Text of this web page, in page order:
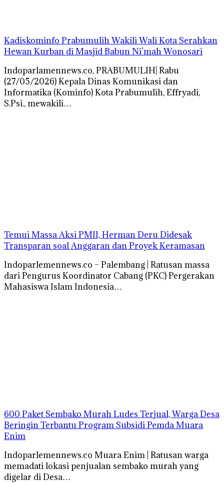
Kadiskominfo Prabumulih Wakili Wali Kota Serahkan
Hewan Kurban di Masjid Babun Ni’mah Wonosari
Indoparlamennews.co, PRABUMULIH| Rabu
(27/05/2026) Kepala Dinas Komunikasi dan
Informatika (Kominfo) Kota Prabumulih, Effryadi,
S.Psi., mewakili…
Temui Massa Aksi PMII, Herman Deru Didesak
Transparan soal Anggaran dan Proyek Keramasan
Indoparlemennews.co – Palembang | Ratusan massa
dari Pengurus Koordinator Cabang (PKC) Pergerakan
Mahasiswa Islam Indonesia…
600 Paket Sembako Murah Ludes Terjual, Warga Desa
Beringin Terbantu Program Subsidi Pemda Muara
Enim
Indoparlemennews.co Muara Enim | Ratusan warga
memadati lokasi penjualan sembako murah yang
digelar di Desa…